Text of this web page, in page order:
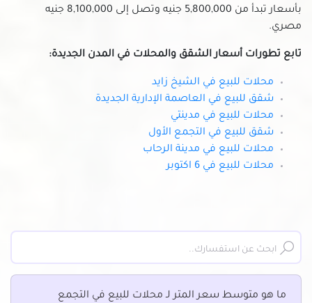
بأسعار تبدأ من 5,800,000 جنيه وتصل إلى 8,100,000 جنيه
مصري.
تابع تطورات أسعار الشقق والمحلات في المدن الجديدة:
محلات للبيع في الشيخ زايد
شقق للبيع في العاصمة الإدارية الجديدة
محلات للبيع في مدينتي
شقق للبيع في التجمع الأول
محلات للبيع في مدينة الرحاب
محلات للبيع في 6 اكتوبر
ما هو متوسط سعر المتر لـ محلات للبيع في التجمع